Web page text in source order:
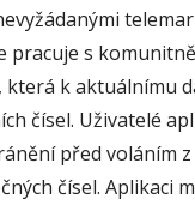
pracuje s
k aktuálnímu
čísel. Uživatelé
před voláním
čísel. Aplikaci